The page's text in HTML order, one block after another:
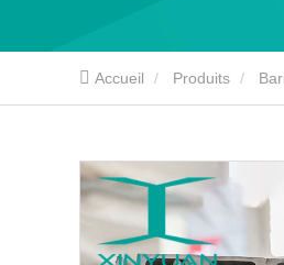
Accueil Produits